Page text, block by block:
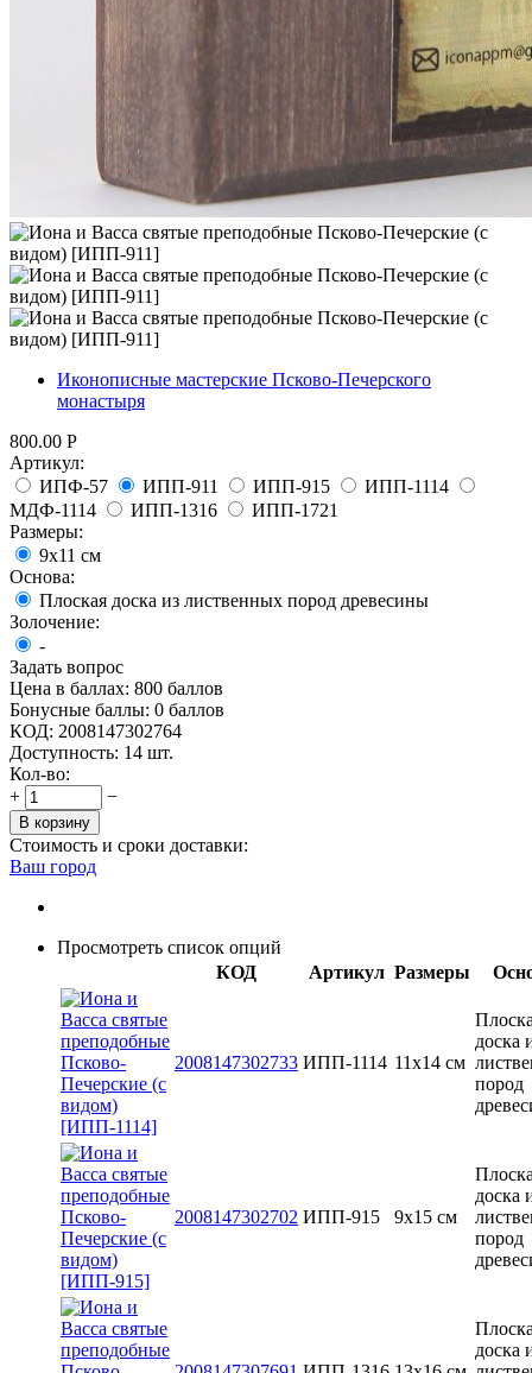
Иконописные мастерские Псково-Печерского
монастыря
800.00 Р
Артикул:
ИПФ-57
ИПП-911 ИПП-915
ИПП-1114
МДФ-1114
ИПП-1316
ИПП-1721
Размеры:
9х11 см
Основа:
Плоская доска из лиственных пород древесины
Золочение:
-
Задать вопрос
Цена в баллах: 800 баллов
Бонусные баллы: 0 баллов
КОД: 2008147302764
Доступность: 14 шт.
Кол-во:
+
−
В корзину
Стоимость и сроки доставки:
Ваш город
Просмотреть список опций
КОД
Артикул Размеры
2008147302733 ИПП-1114 11х14 см
доска
пород
2008147302702 ИПП-915 9х15 см
доска
пород
доска